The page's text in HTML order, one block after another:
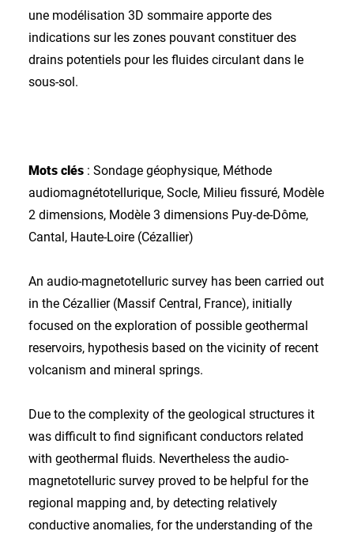
une modélisation 3D sommaire apporte des
indications sur les zones pouvant constituer des
drains potentiels pour les fluides circulant dans le
sous-sol.
Mots clés : Sondage géophysique, Méthode
audiomagnétotellurique, Socle, Milieu fissuré, Modèle
2 dimensions, Modèle 3 dimensions Puy-de-Dôme,
Cantal, Haute-Loire (Cézallier)
An audio-magnetotelluric survey has been carried out
in the Cézallier (Massif Central, France), initially
focused on the exploration of possible geothermal
reservoirs, hypothesis based on the vicinity of recent
volcanism and mineral springs.
Due to the complexity of the geological structures it
was difficult to find significant conductors related
with geothermal fluids. Nevertheless the audio-
magnetotelluric survey proved to be helpful for the
regional mapping and, by detecting relatively
conductive anomalies, for the understanding of the